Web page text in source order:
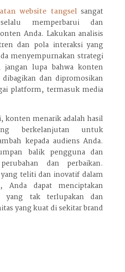
website tangselsangat
memperbarui dan
Anda. Lakukan analisis
dan pola interaksi yang
menyempurnakan strategi
jangan lupa bahwa konten
dan dipromosikan
platform, termasuk media
konten menarik adalah hasil
berkelanjutan untuk
kepada audiens Anda.
balik pengguna dan
dan perbaikan.
teliti dan inovatif dalam
Anda dapat menciptakan
yang tak terlupakan dan
yang kuat di sekitar brand